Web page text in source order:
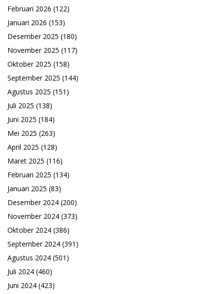
Februari 2026 (122)
Januari 2026 (153)
Desember 2025 (180)
November 2025 (117)
Oktober 2025 (158)
September 2025 (144)
Agustus 2025 (151)
Juli 2025 (138)
Juni 2025 (184)
Mei 2025 (263)
April 2025 (128)
Maret 2025 (116)
Februari 2025 (134)
Januari 2025 (83)
Desember 2024 (200)
November 2024 (373)
Oktober 2024 (386)
September 2024 (391)
Agustus 2024 (501)
Juli 2024 (460)
Juni 2024 (423)